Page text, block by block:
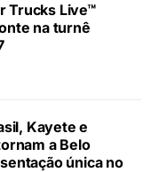
Trucks Live™
na turnê
Kayete e
a Belo
única no